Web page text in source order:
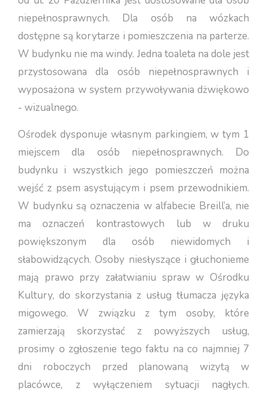
niepełnosprawnych. Dla osób na wózkach
dostępne są korytarze i pomieszczenia na parterze.
W budynku nie ma windy. Jedna toaleta na dole jest
przystosowana dla osób niepełnosprawnych i
wyposażona w system przywoływania dżwiękowo
- wizualnego.
Ośrodek dysponuje własnym parkingiem, w tym 1
miejscem dla osób niepełnosprawnych. Do
budynku i wszystkich jego pomieszczeń można
wejść z psem asystującym i psem przewodnikiem.
W budynku są oznaczenia w alfabecie Breill’a, nie
ma oznaczeń kontrastowych lub w druku
powiększonym dla osób niewidomych i
słabowidzących. Osoby niesłyszące i głuchonieme
mają prawo przy załatwianiu spraw w Ośrodku
Kultury, do skorzystania z usług tłumacza języka
migowego. W związku z tym osoby, które
zamierzają skorzystać z powyższych usług,
prosimy o zgłoszenie tego faktu na co najmniej 7
dni roboczych przed planowaną wizytą w
placówce, z wyłączeniem sytuacji nagłych.